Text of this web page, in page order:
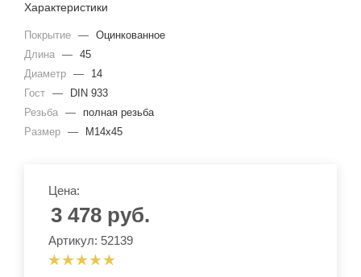
Характеристики
Покрытие — Оцинкованное
Длина — 45
Диаметр —
14
Гост —
DIN 933
Резьба —
полная резьба
Размер — М14x45
Цена:
3 478 руб.
Артикул: 52139